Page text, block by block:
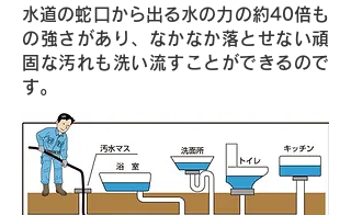
水道の蛇口から出る水の力の約40倍も
の強さがあり、なかなか落とせない頑
固な汚れも洗い流すことができるので
す。